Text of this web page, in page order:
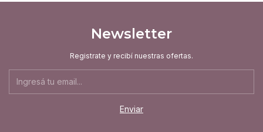
Newsletter
Registrate y recibí nuestras ofertas.